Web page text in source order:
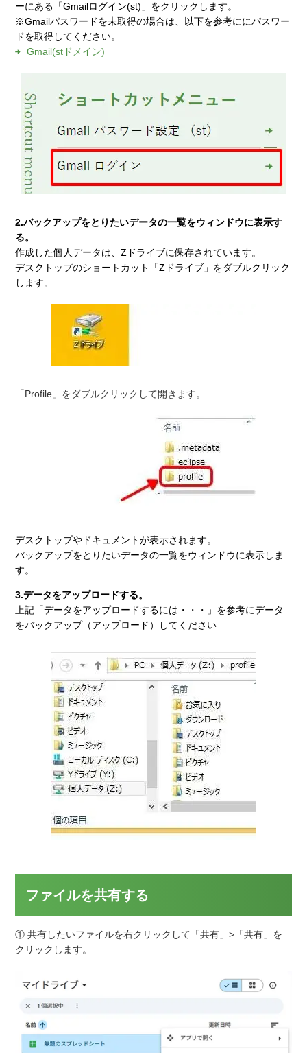
ーにある「Gmailログイン(st)」をクリックします。
※Gmailパスワードを未取得の場合は、以下を参考ににパスワー
ドを取得してください。
Gmail(stドメイン)
2.バックアップをとりたいデータの一覧をウィンドウに表示す
る。
作成した個人データは、Zドライブに保存されています。
デスクトップのショートカット「Zドライブ」をダブルクリック
します。
「Profile」をダブルクリックして開きます。
デスクトップやドキュメントが表示されます。
バックアップをとりたいデータの一覧をウィンドウに表示しま
す。
3.データをアップロードする。
上記「データをアップロードするには・・・」を参考にデータ
をバックアップ（アップロード）してください
ファイルを共有する
① 共有したいファイルを右クリックして「共有」>「共有」を
クリックします。